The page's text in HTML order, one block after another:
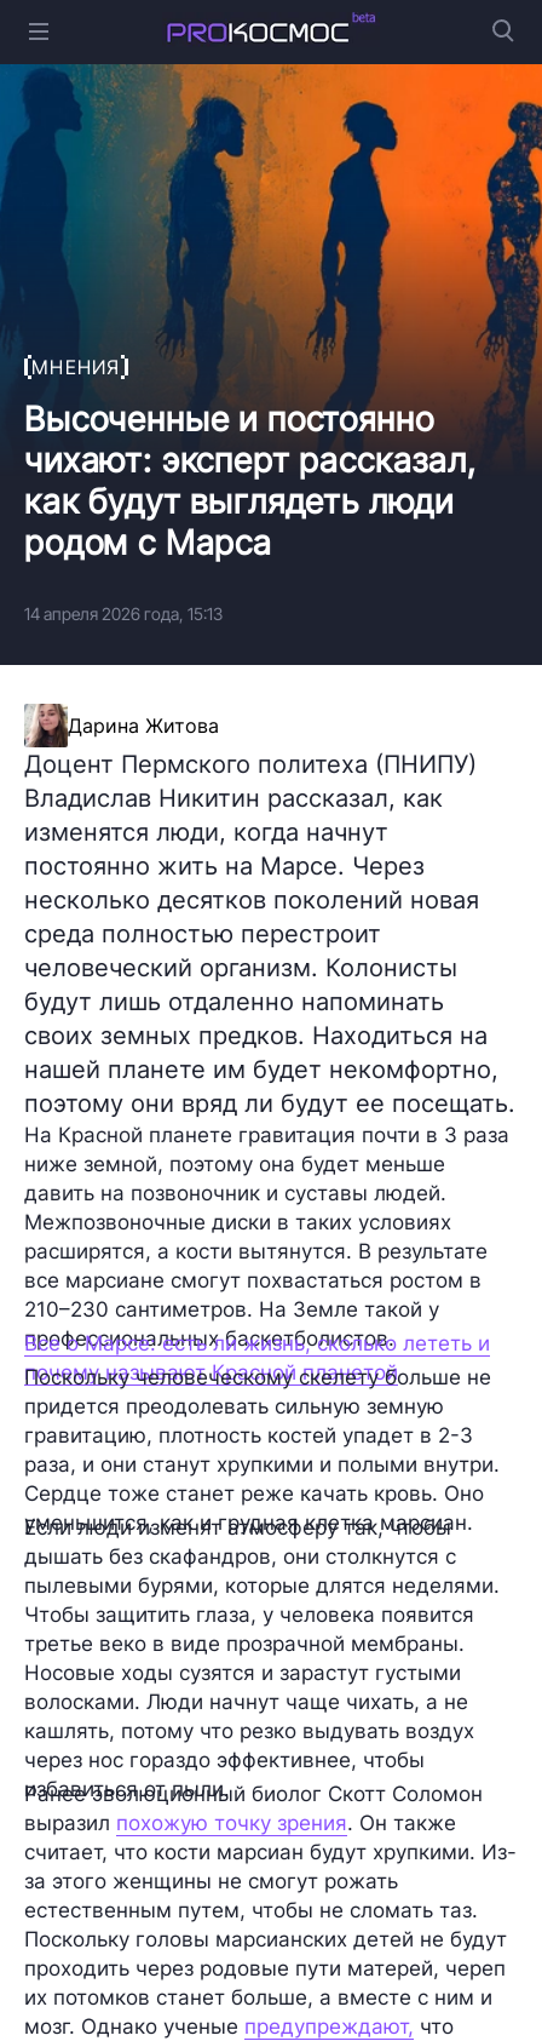
МНЕНИЯ
Высоченные и постоянно
чихают: эксперт рассказал,
как будут выглядеть люди
родом с Марса
14 апреля 2026 года, 15:13
Дарина Житова
Доцент Пермского политеха (ПНИПУ)
Владислав Никитин рассказал, как
изменятся люди, когда начнут
постоянно жить на Марсе. Через
несколько десятков поколений новая
среда полностью перестроит
человеческий организм. Колонисты
будут лишь отдаленно напоминать
своих земных предков. Находиться на
нашей планете им будет некомфортно,
поэтому они вряд ли будут ее посещать.
На Красной планете гравитация почти в 3 раза
ниже земной, поэтому она будет меньше
давить на позвоночник и суставы людей.
Межпозвоночные диски в таких условиях
расширятся, а кости вытянутся. В результате
все марсиане смогут похвастаться ростом в
210–230 сантиметров. На Земле такой у
профессиональных баскетболистов.
Все о Марсе: есть ли жизнь, сколько лететь и
почему называют Красной планетой
Поскольку человеческому скелету больше не
придется преодолевать сильную земную
гравитацию, плотность костей упадет в 2-3
раза, и они станут хрупкими и полыми внутри.
Сердце тоже станет реже качать кровь. Оно
уменьшится, как и грудная клетка марсиан.
Если люди изменят атмосферу так, чтобы
дышать без скафандров, они столкнутся с
пылевыми бурями, которые длятся неделями.
Чтобы защитить глаза, у человека появится
третье веко в виде прозрачной мембраны.
Носовые ходы сузятся и зарастут густыми
волосками. Люди начнут чаще чихать, а не
кашлять, потому что резко выдувать воздух
через нос гораздо эффективнее, чтобы
избавиться от пыли.
Ранее эволюционный биолог Скотт Соломон
выразил похожую точку зрения. Он также
считает, что кости марсиан будут хрупкими. Из-
за этого женщины не смогут рожать
естественным путем, чтобы не сломать таз.
Поскольку головы марсианских детей не будут
проходить через родовые пути матерей, череп
их потомков станет больше, а вместе с ним и
мозг. Однако ученые предупреждают, что